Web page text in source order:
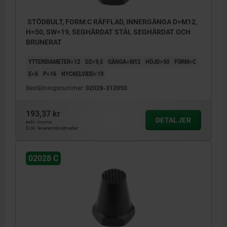
STÖDBULT, FORM:C RÄFFLAD, INNERGÄNGA D=M12,
H=50, SW=19, SEGHÄRDAT STÅL SEGHÄRDAT OCH
BRUNERAT
YTTERDIAMETER=12 D2=9,5 GÄNGA=M12 HÖJD=50
FORM=C
E=6
P=16 NYCKELVIDD=19
Beställningsnummer: 02028-312050
193,37 kr
exkl. moms
Exkl. leveranskostnader
DETALJER
02028 C